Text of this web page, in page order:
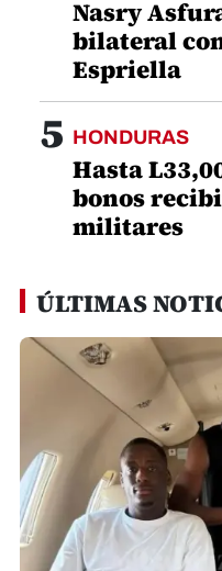
Nasry
bilateral
Espriella
5 HONDURAS
Hasta
bonos
militares
ÚLTIMAS